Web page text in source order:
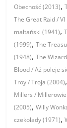
Obecność (2013),
The Great Raid /
maltański (1941),
(1999),The
(1948),The
Blood / Aż poleje
Troy / Troja (2004),
Millers /
(2005),Willy
czekolady (1971),